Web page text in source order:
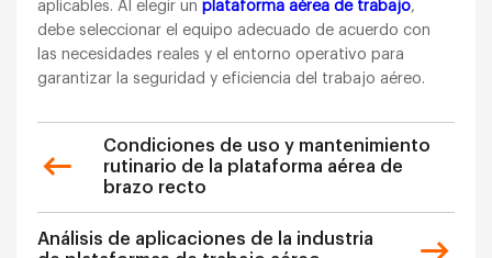
aplicables. Al elegir unplataforma aérea de trabajo,
debe seleccionar el equipo adecuado de acuerdo con
las necesidades reales y el entorno operativo para
garantizar la seguridad y eficiencia del trabajo aéreo.
Condiciones de uso y mantenimiento
rutinario de la plataforma aérea de
brazo recto
Análisis de aplicaciones de la industria